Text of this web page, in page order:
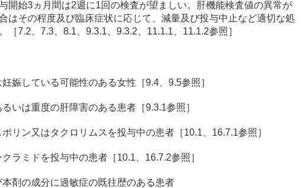
開始3ヵ月間は2週に1回の検査が望ましい。肝機能検査値の異常が
はその程度及び臨床症状に応じて、減量及び投与中止など適切な処
［7.2、7.3、8.1、9.3.1、9.3.2、11.1.1 、11.1.2参照］
娠している可能性のある女性［9.4、9.5参照］
いは重度の肝障害のある患者［9.3.1参照］
リン又はタクロリムスを投与中の患者［10.1、16.7.1参照］
ラミドを投与中の患者［10.1、16.7.2参照］
剤の成分に過敏症の既往歴のある患者